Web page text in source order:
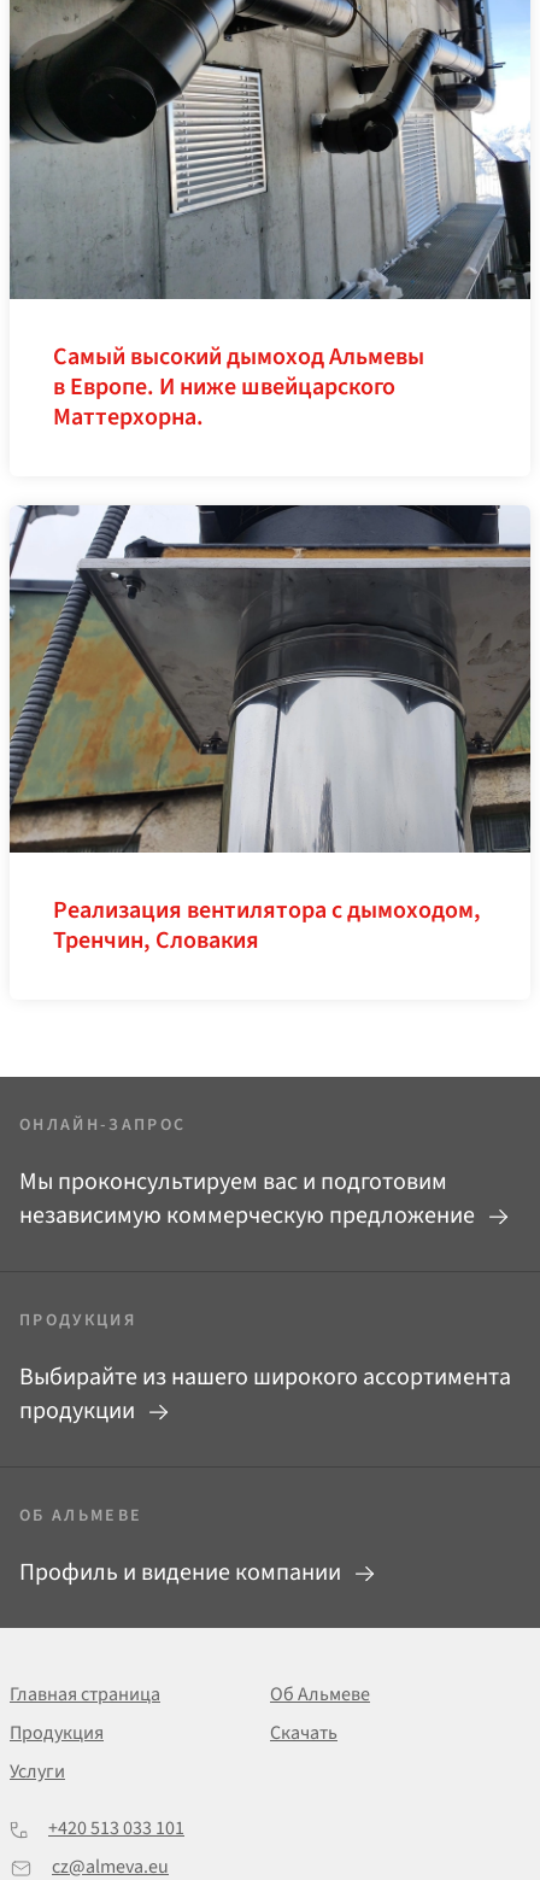
Самый высокий дымоход Альмевы
в Европе. И ниже швейцарского
Маттерхорна.
Реализация вентилятора с дымоходом,
Тренчин, Словакия
ОНЛАЙН-ЗАПРОС
Мы проконсультируем вас и подготовим
независимую коммерческую предложение
ПРОДУКЦИЯ
Выбирайте из нашего широкого ассортимента
продукции
ОБ АЛЬМЕВЕ
Профиль и видение компании
Главная страница
Об Альмеве
Продукция
Скачать
Услуги
+420 513 033 101
cz@almeva.eu